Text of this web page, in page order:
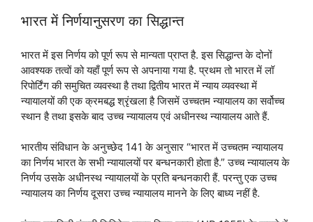
भारत में निर्णयानुसरण का सिद्धान्त
भारत में इस निर्णय को पूर्ण रूप से मान्यता प्राप्त है. इस सिद्धान्त के दोनों
आवश्यक तत्वों को यहाँ पूर्ण रूप से अपनाया गया है. प्रथम तो भारत में लॉ
रिपोर्टिंग की समुचित व्यवस्था है तथा द्वितीय भारत में न्याय व्यवस्था में
न्यायालयों की एक क्रमबद्ध श्रृंखला है जिसमें उच्चतम न्यायालय का सर्वोच्च
स्थान है तथा इसके बाद उच्च न्यायालय एवं अधीनस्थ न्यायालय आते हैं.
भारतीय संविधान के अनुच्छेद 141 के अनुसार “भारत में उच्चतम न्यायालय
का निर्णय भारत के सभी न्यायालयों पर बन्धनकारी होता है.” उच्च न्यायालय के
निर्णय उसके अधीनस्थ न्यायालयों के प्रति बन्धनकारी हैं. परन्तु एक उच्च
न्यायालय का निर्णय दूसरा उच्च न्यायालय मानने के लिए बाध्य नहीं है.